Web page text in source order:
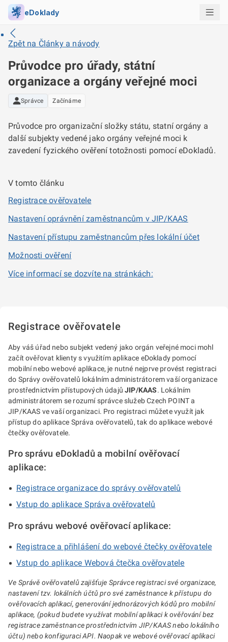
eDoklady
Zpět na Články a návody
Průvodce pro úřady, státní
organizace a orgány veřejné moci
Správce Začínáme
Průvodce pro organizační složky státu, statní orgány a
další subjekty vedené jako orgány veřejné moci k
zavedení fyzického ověření totožnosti pomocí eDokladů.
V tomto článku
Registrace ověřovatele
Nastavení oprávnění zaměstnancům v JIP/KAAS
Nastavení přístupu zaměstnancům přes lokální účet
Možnosti ověření
Více informací se dozvíte na stránkách:
Registrace ověřovatele
Aby váš úřad nebo subjekt vedený jako orgán veřejné moci mohl
začít ověřovat klienty s využitím aplikace eDoklady pomocí
mobilní nebo webové aplikace, je nutné nejprve provést registraci
do Správy ověřovatelů lokálním administrátorem vaší organizace
prostřednictvím přístupových údajůJIP/KAAS. Lokálním
administrátorem se rozumí správce služeb Czech POINT a
JIP/KAAS ve vaší organizaci. Pro registraci můžete využít jak
přístup do aplikace Správa ověřovatelů, tak do aplikace webové
čtečky ověřovatele.
Pro správu eDokladů a mobilní ověřovací
aplikace:
Registrace organizace do správy ověřovatelů
Vstup do aplikace Správa ověřovatelů
Pro správu webové ověřovací aplikace:
Registrace a přihlášení do webové čtečky ověřovatele
Vstup do aplikace Webová čtečka ověřovatele
Ve Správě ověřovatelů zajišťuje Správce registraci své organizace,
nastavení tzv. lokálních účtů pro své zaměstnance k přístupu do
ověřovacích aplikací, generování jednorázových kódů pro mobilní
aplikace, (pokud budete využívat mobilní aplikaci k ověřování bez
registrace zaměstnance prostřednictvím JIP/KAAS nebo lokálního
účtu) nebo konfiguraci API. Naopak ve webové ověřovací aplikaci